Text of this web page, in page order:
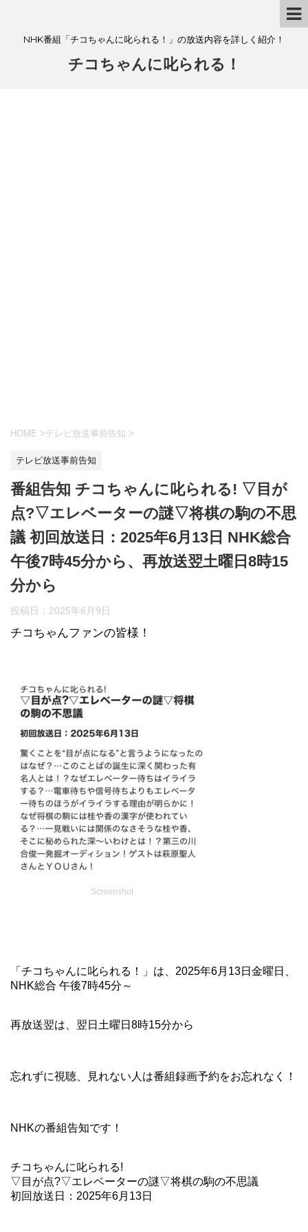
NHK番組「チコちゃんに叱られる！」の放送内容を詳しく紹介！
チコちゃんに叱られる！
HOME >テレビ放送事前告知 >
テレビ放送事前告知
番組告知 チコちゃんに叱られる! ▽目が
点?▽エレベーターの謎▽将棋の駒の不思
議 初回放送日：2025年6月13日 NHK総合
午後7時45分から、再放送翌土曜日8時15
分から
投稿日： 2025年6月9日
チコちゃんファンの皆様！
Screenshot
「チコちゃんに叱られる！」​は、2025年6月13日金曜日、
NHK総合 午後7時45分～
再放送翌は、翌日土曜日8時15分から
忘れずに視聴、見れない人は番組録画予約をお忘れなく！
NHKの番組告知です！
チコちゃんに叱られる!
▽目が点?▽エレベーターの謎▽将棋の駒の不思議
初回放送日：2025年6月13日